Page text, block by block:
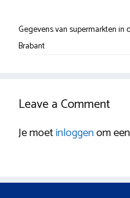
Gegevens van supermarkten in
Brabant
Leave a Comment
Je moetinloggenom